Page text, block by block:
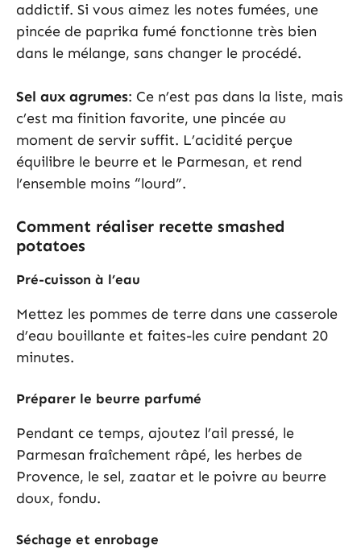
addictif. Si vous aimez les notes fumées, une
pincée de paprika fumé fonctionne très bien
dans le mélange, sans changer le procédé.
Sel aux agrumes: Ce n’est pas dans la liste, mais
c’est ma finition favorite, une pincée au
moment de servir suffit. L’acidité perçue
équilibre le beurre et le Parmesan, et rend
l’ensemble moins “lourd”.
Comment réaliser recette smashed
potatoes
Pré-cuisson à l’eau
Mettez les pommes de terre dans une casserole
d’eau bouillante et faites-les cuire pendant 20
minutes.
Préparer le beurre parfumé
Pendant ce temps, ajoutez l’ail pressé, le
Parmesan fraîchement râpé, les herbes de
Provence, le sel, zaatar et le poivre au beurre
doux, fondu.
Séchage et enrobage